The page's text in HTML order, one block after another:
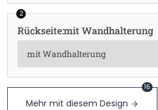
2
Rückseite:mit Wandhalterung
Mehr mit diesem Design
16